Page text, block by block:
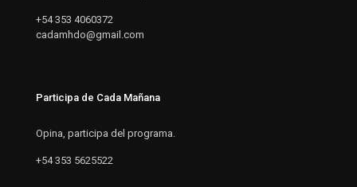
+54 353 4060372
cadamhdo@gmail.com
Participa de Cada Mañana
Opina, participa del programa.
+54 353 5625522